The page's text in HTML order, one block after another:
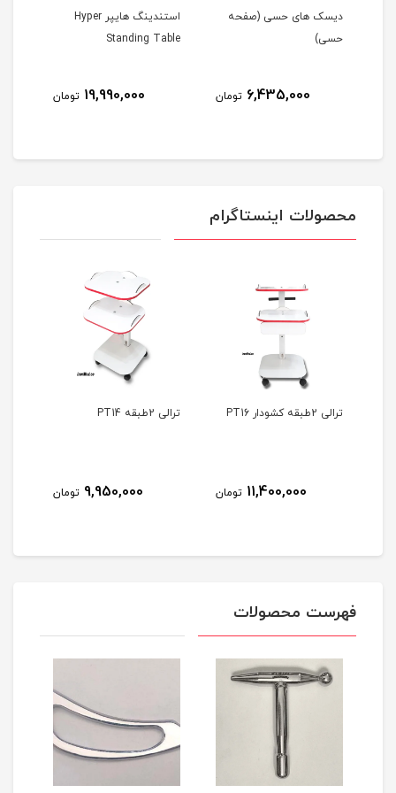
دیسک های حسی (صفحه
حسی)
6,435,000 تومان
استندینگ هایپر Hyper
Standing Table
19,990,000 تومان
محصولات اینستاگرام
ترالی 2طبقه کشودار PT16
11,400,000 تومان
ترالی 2طبقه PT14
9,950,000 تومان
فهرست محصولات